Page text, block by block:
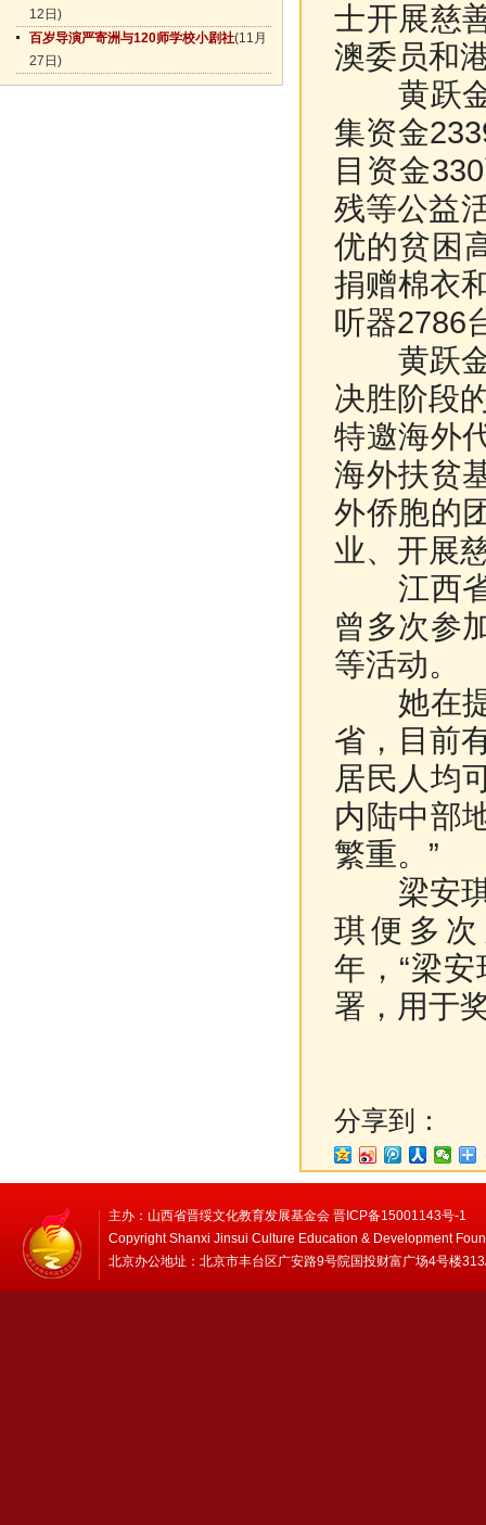
12日)
百岁导演严寄洲与120师学校小剧社(11月
27日)
士开展慈
澳委员和
黄跃金
集资金
目资金
残等公益
优的贫困
捐赠棉衣
听器2786
黄跃金
决胜阶段
特邀海外
海外扶贫
外侨胞的
业、开展
江西省
曾多次参
等活动。
她在提
省，目前
居民人均
内陆中部
繁重。”
梁安琪
琪便多
年，“梁
署，用于
分享到：
主办：山西省晋绥文化教育发展基金会 晋ICP备15001143号-1
Copyright Shanxi Jinsui Culture Education & Development
北京办公地址：北京市丰台区广安路9号院国投财富广场4号楼